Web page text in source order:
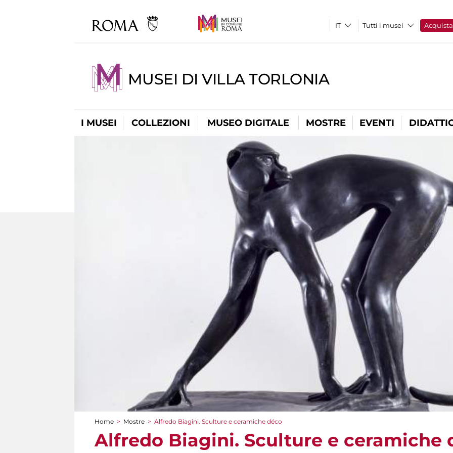
Tutti i musei Acquista
MUSEI DI VILLA TORLONIA
I MUSEI COLLEZIONI MUSEO DIGITALE MOSTRE EVENTI
Tu sei qui
Home > Mostre > Alfredo Biagini. Sculture e ceramiche déco
Alfredo Biagini. Sculture e ceramiche